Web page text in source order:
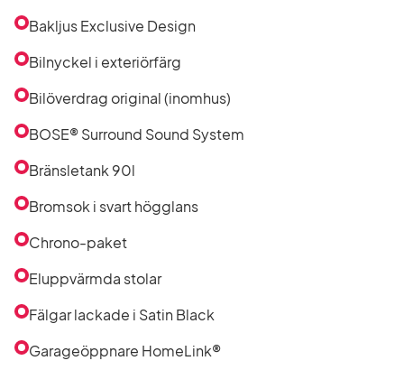
Bakljus Exclusive Design
Bilnyckel i exteriörfärg
Bilöverdrag original (inomhus)
BOSE® Surround Sound System
Bränsletank 90l
Bromsok i svart högglans
Chrono-paket
Eluppvärmda stolar
Fälgar lackade i Satin Black
Garageöppnare HomeLink®